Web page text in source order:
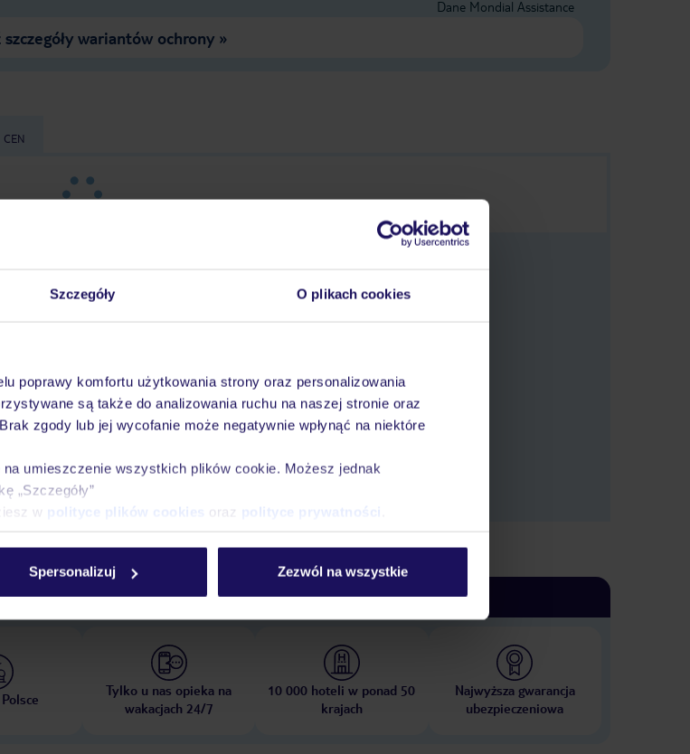
Szczegóły O plikach cookies
poprawy komfortu użytkowania strony oraz personalizowania
są także do analizowania ruchu na naszej stronie oraz
zgody lub jej wycofanie może negatywnie wpłynąć na niektóre
umieszczenie wszystkich plików cookie. Możesz jednak
„Szczegóły”
w polityce plików cookies oraz polityce prywatności
Spersonalizuj Zezwól na wszystkie
Dane Mondial Assistance
wariantów ochrony »
idatę wyjazdu, aby wyświetlić oferty.
2027
warto wybrać TUI?
Tylko u nas opieka na
wakacjach 24/7
10 000 hoteli w ponad 50
krajach
Najwyższa gwarancja
ubezpieczeniowa